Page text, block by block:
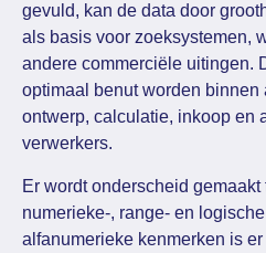
gevuld, kan de data door
als basis voor zoeksystemen,
andere commerciële uitingen.
optimaal benut worden
ontwerp, calculatie, inkoop en
verwerkers.
Er wordt onderscheid
numerieke-, range- en
alfanumerieke kenmerken is